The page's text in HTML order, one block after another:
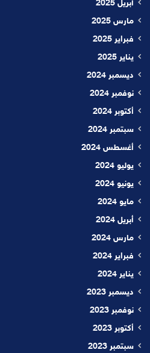
أبريل 2025
مارس 2025
فبراير 2025
يناير 2025
ديسمبر 2024
نوفمبر 2024
أكتوبر 2024
سبتمبر 2024
أغسطس 2024
يوليو 2024
يونيو 2024
مايو 2024
أبريل 2024
مارس 2024
فبراير 2024
يناير 2024
ديسمبر 2023
نوفمبر 2023
أكتوبر 2023
سبتمبر 2023